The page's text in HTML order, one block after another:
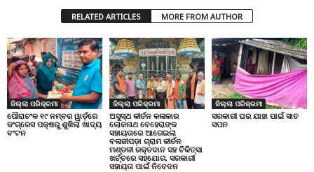
RELATED ARTICLES MORE FROM AUTHOR
ଜିଲ୍ଲା ପରିକ୍ରମା
ପୌରାଚଂଳ ୧୯ ନମ୍ବର ୱାର୍ଡ଼ରେ
କଂଗ୍ରେସ ପକ୍ଷରୁ ଶୁଖିଲା ଖାଦ୍ୟ
ବଂଟନ
ଜିଲ୍ଲା ପରିକ୍ରମା
ଅସୁସ୍ଥ କୀର୍ତନ କଳାକାର
ଲୋକନାଥ ବେହେରାଙ୍କ
ସହାୟତାରେ ଆଗେଇଲା
ବଳାଜୀପଡ଼ା ଗ୍ରାମ କୀର୍ତନ
ମଣ୍ଡଳୀ ରକ୍ତଦାନ ସହ ଚିକିତ୍ସା
ଖର୍ଚ୍ଚରେ ସହଯୋଗ, ସରକାରୀ
ସହାୟତା ପାଇଁ ନିବେଦନ
ଜିଲ୍ଲା ପରିକ୍ରମା
ସରକାରୀ ଘର ଯାହା ପାଇଁ ସାତ
ସପନ